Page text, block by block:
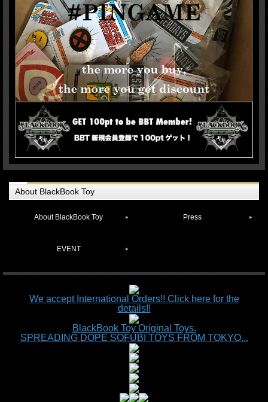
About BlackBook Toy
About BlackBook Toy Press
EVENT
We accept International Orders!! Click here for the
details!!
BlackBook Toy Original Toys.
SPREADING DOPE SOFUBI TOYS FROM TOKYO...